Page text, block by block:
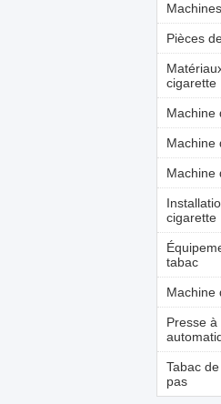
Pièces
cigarette
Machine
Machine
Machine
cigarette
tabac
Machine
Presse
Tabac
pas